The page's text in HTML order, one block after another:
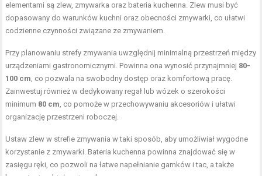
elementami są zlew, zmywarka oraz bateria kuchenna. Zlew musi być
dopasowany do warunków kuchni oraz obecności zmywarki, co ułatwi
codzienne czynności związane ze zmywaniem.
Przy planowaniu strefy zmywania uwzględnij minimalną przestrzeń między
urządzeniami gastronomicznymi. Powinna ona wynosić przynajmniej 80-
100 cm, co pozwala na swobodny dostęp oraz komfortową pracę.
Zainwestuj również w dedykowany regał lub wózek o szerokości
minimum 80 cm, co pomoże w przechowywaniu akcesoriów i ułatwi
organizację przestrzeni roboczej.
Ustaw zlew w strefie zmywania w taki sposób, aby umożliwiał wygodne
korzystanie z zmywarki. Bateria kuchenna powinna znajdować się w
zasięgu ręki, co pozwoli na łatwe napełnianie garnków i tac, a także